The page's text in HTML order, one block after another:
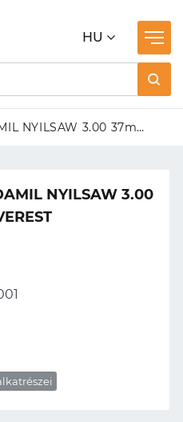
HU
NYILSAW 3.00 37m
NYILSAW 3.00